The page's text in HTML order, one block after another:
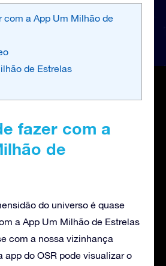
com a App Um Milhão de
de Estrelas
fazer com a
de
do universo é quase
a App Um Milhão de Estrelas
com a nossa vizinhança
app do OSR pode visualizar o